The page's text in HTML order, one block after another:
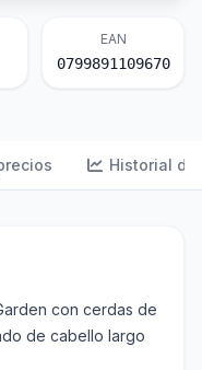
EAN
0799891109670
Historial de
con cerdas de
de cabello largo